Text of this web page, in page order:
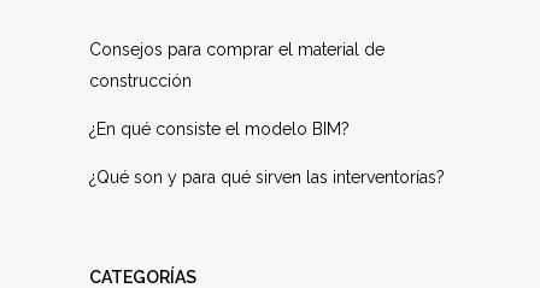
Consejos para comprar el material de
construcción
¿En qué consiste el modelo BIM?
¿Qué son y para qué sirven las interventorías?
CATEGORÍAS